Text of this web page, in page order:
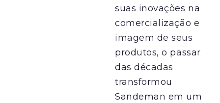
suas inovações na
comercialização e
imagem de seus
produtos, o passar
das décadas
transformou
Sandeman em um